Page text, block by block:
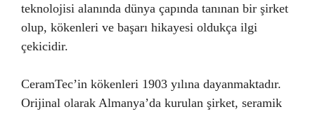
teknolojisi alanında dünya çapında tanınan bir şirket
olup, kökenleri ve başarı hikayesi oldukça ilgi
çekicidir.
CeramTec’in kökenleri 1903 yılına dayanmaktadır.
Orijinal olarak Almanya’da kurulan şirket, seramik